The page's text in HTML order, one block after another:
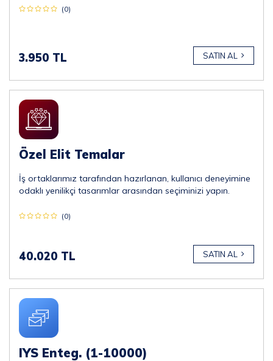
(0)
3.950 TL SATIN AL
Özel Elit Temalar
İş ortaklarımız tarafından hazırlanan, kullanıcı deneyimine
odaklı yenilikçi tasarımlar arasından seçiminizi yapın.
(0)
40.020 TL SATIN AL
IYS Enteg. (1-10000)